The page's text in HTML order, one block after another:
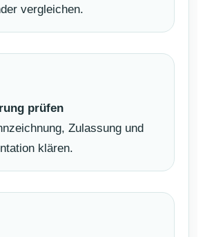
vergleichen.
prüfen
Zulassung und
klären.